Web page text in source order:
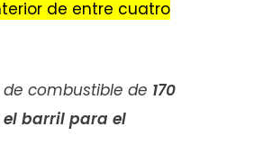
de entre cuatro
combustible de 170
el barril para el